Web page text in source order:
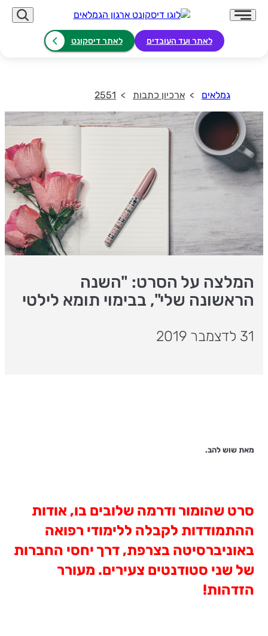
לאתר ועד העובדים לאתר דיסקונט
גמלאים ארכיון כתבות 2551
המלצה על הסרט: "השנה
הראשונה שלי", בבימוי תומא לילטי
31 לדצמבר 2019
מאת שוש להב.
סרט שהומור ודרמה שלובים בו, אודות
ההתמודדות לקבלה ללימודי רפואה
באוניברסיטה בצרפת, דרך יחסי החברות
של שני סטודנטים צעירים. מעורר
הזדהות!